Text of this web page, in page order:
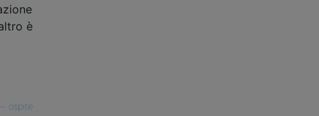
è
ospite